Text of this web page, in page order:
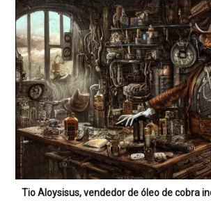
Tio Aloysisus, vendedor de óleo de cobra